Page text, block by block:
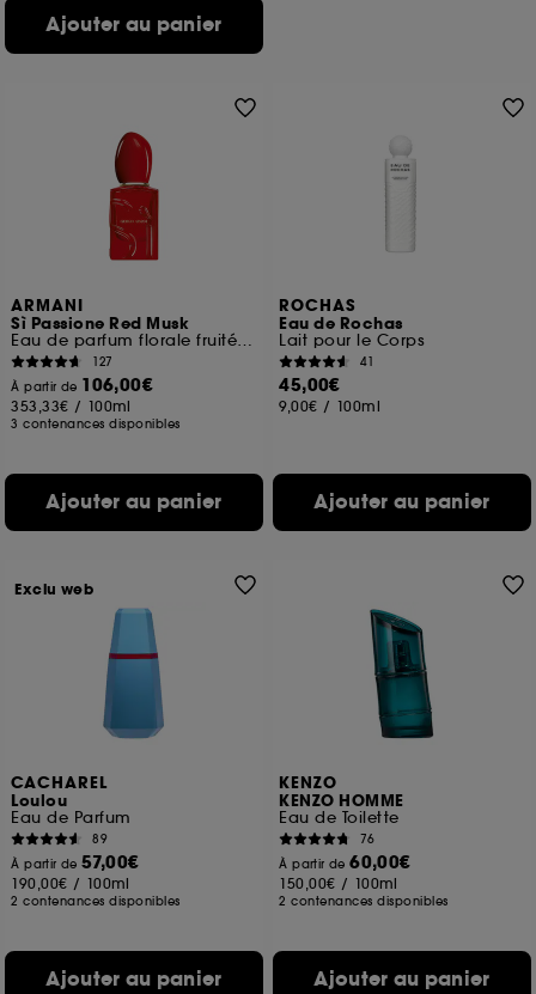
Ajouter au panier
ARMANI
Sì Passione Red Musk
Eau de parfum florale fruitée musquée
127
À partir de 106,00€
353,33€ / 100ml
3 contenances disponibles
Ajouter au panier
ROCHAS
Eau de Rochas
Lait pour le Corps
41
45,00€
9,00€ / 100ml
Ajouter au panier
CACHAREL
Loulou
Eau de Parfum
89
À partir de57,00€
190,00€ / 100ml
2 contenances disponibles
Ajouter au panier
Exclu web
KENZO
KENZO HOMME
Eau de Toilette
76
À partir de60,00€
150,00€ / 100ml
2 contenances disponibles
Ajouter au panier